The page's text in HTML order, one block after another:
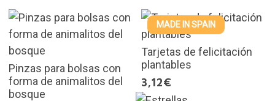
Pinzas para bolsas con
forma de animalitos del
bosque
MADE IN SPAIN
Tarjetas de felicitación
plantables
3,12€